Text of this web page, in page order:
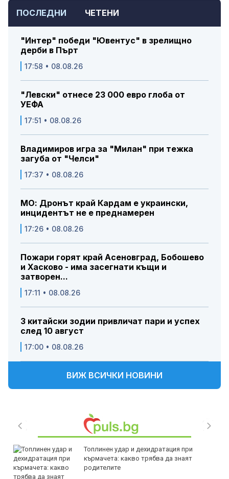
ПОСЛЕДНИ ЧЕТЕНИ
"Интер" победи "Ювентус" в зрелищно
дерби в Пърт
17:58 • 08.08.26
"Левски" отнесе 23 000 евро глоба от
УЕФА
17:51 • 08.08.26
Владимиров игра за "Милан" при тежка
загуба от "Челси"
17:37 • 08.08.26
МО: Дронът край Кардам е украински,
инцидентът не е преднамерен
17:26 • 08.08.26
Пожари горят край Асеновград, Бобошево
и Хасково - има засегнати къщи и
затворен...
17:11 • 08.08.26
3 китайски зодии привличат пари и успех
след 10 август
17:00 • 08.08.26
ВИЖ ВСИЧКИ НОВИНИ
Топлинен удар и дехидратация при
кърмачета: какво трябва да знаят
родителите